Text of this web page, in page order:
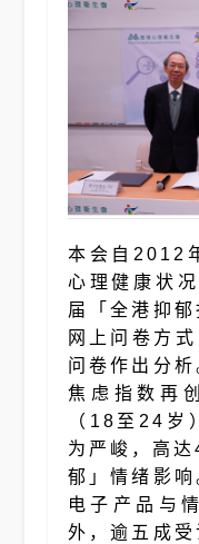
本会自2012
心理健康状
届「全港抑
网上问卷方
问卷作出分
焦虑指数再
（18至24岁
为严峻，高
郁」情绪影
电子产品与
外，逾五成